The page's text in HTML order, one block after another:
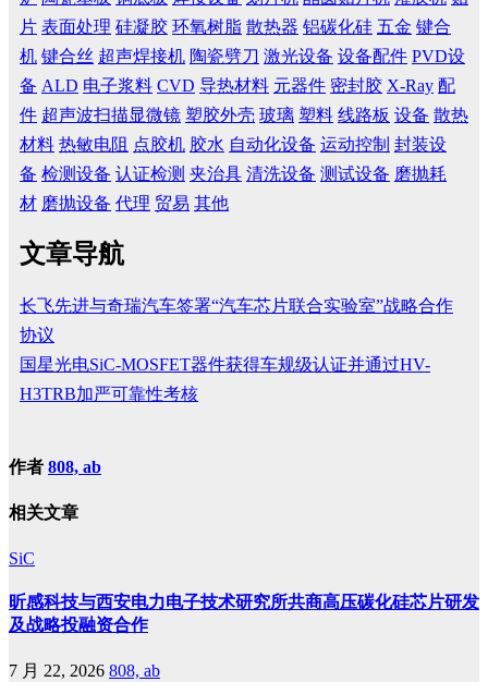
片 表面处理 硅凝胶 环氧树脂 散热器 铝碳化硅 五金 键合
机 键合丝 超声焊接机 陶瓷劈刀 激光设备 设备配件 PVD设
备 ALD 电子浆料 CVD 导热材料 元器件 密封胶 X-Ray 配
件 超声波扫描显微镜 塑胶外壳 玻璃 塑料 线路板 设备 散热
材料 热敏电阻 点胶机 胶水 自动化设备 运动控制 封装设
备 检测设备 认证检测 夹治具 清洗设备 测试设备 磨抛耗
材 磨抛设备 代理 贸易 其他
文章导航
长飞先进与奇瑞汽车签署“汽车芯片联合实验室”战略合作
协议
国星光电SiC-MOSFET器件获得车规级认证并通过HV-
H3TRB加严可靠性考核
作者 808, ab
相关文章
SiC
昕感科技与西安电力电子技术研究所共商高压碳化硅芯片研发
及战略投融资合作
7 月 22, 2026 808, ab